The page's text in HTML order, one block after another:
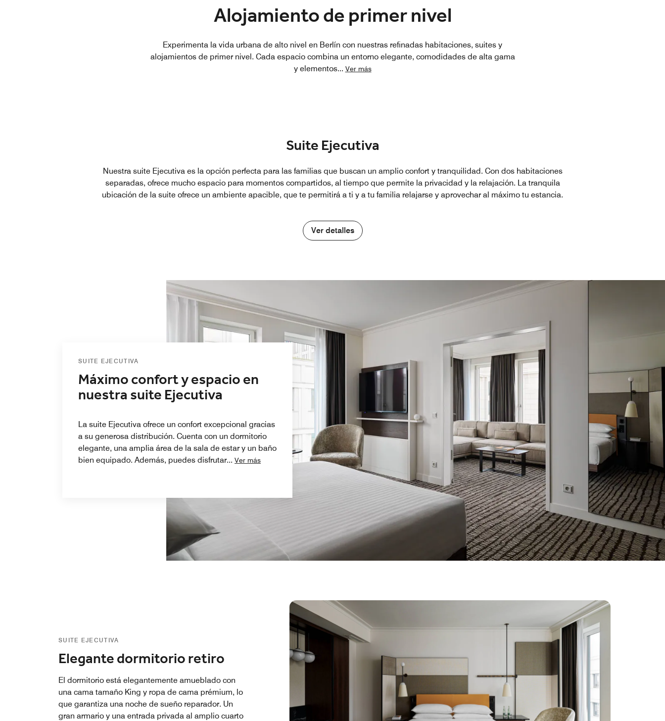
Alojamiento de primer nivel
Experimenta la vida urbana de alto nivel en Berlín con nuestras refinadas habitaciones, suites y
alojamientos de primer nivel. Cada espacio combina un entorno elegante, comodidades de alta gama
y elementos... Ver más
Suite Ejecutiva
Nuestra suite Ejecutiva es la opción perfecta para las familias que buscan un amplio confort y tranquilidad. Con dos habitaciones
separadas, ofrece mucho espacio para momentos compartidos, al tiempo que permite la privacidad y la relajación. La tranquila
ubicación de la suite ofrece un ambiente apacible, que te permitirá a ti y a tu familia relajarse y aprovechar al máximo tu estancia.
Ver detalles
SUITE EJECUTIVA
Máximo confort y espacio en
nuestra suite Ejecutiva
La suite Ejecutiva ofrece un confort excepcional gracias
a su generosa distribución. Cuenta con un dormitorio
elegante, una amplia área de la sala de estar y un baño
bien equipado. Además, puedes disfrutar... Ver más
SUITE EJECUTIVA
Elegante dormitorio retiro
El dormitorio está elegantemente amueblado con
una cama tamaño King y ropa de cama prémium, lo
que garantiza una noche de sueño reparador. Un
gran armario y una entrada privada al amplio cuarto